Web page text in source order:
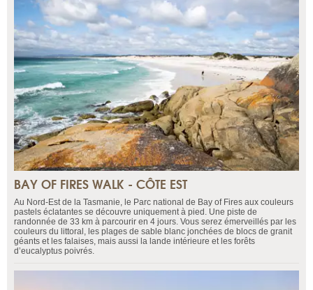
BAY OF FIRES WALK - CÔTE EST
Au Nord-Est de la Tasmanie, le Parc national de Bay of Fires aux couleurs
pastels éclatantes se découvre uniquement à pied. Une piste de
randonnée de 33 km à parcourir en 4 jours. Vous serez émerveillés par les
couleurs du littoral, les plages de sable blanc jonchées de blocs de granit
géants et les falaises, mais aussi la lande intérieure et les forêts
d’eucalyptus poivrés.